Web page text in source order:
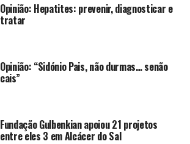
Opinião: Hepatites: prevenir, diagnosticar e
tratar
Opinião: “Sidónio Pais, não durmas… senão
cais”
Fundação Gulbenkian apoiou 21 projetos
entre eles 3 em Alcácer do Sal